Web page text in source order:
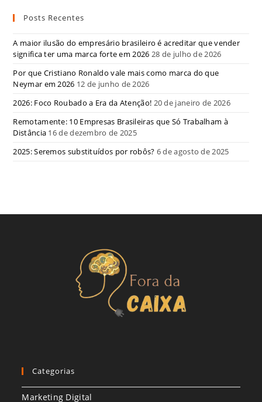
Posts Recentes
A maior ilusão do empresário brasileiro é acreditar que vender
significa ter uma marca forte em 2026 28 de julho de 2026
Por que Cristiano Ronaldo vale mais como marca do que
Neymar em 2026 12 de junho de 2026
2026: Foco Roubado a Era da Atenção! 20 de janeiro de 2026
Remotamente: 10 Empresas Brasileiras que Só Trabalham à
Distância 16 de dezembro de 2025
2025: Seremos substituídos por robôs? 6 de agosto de 2025
Categorias
Marketing Digital